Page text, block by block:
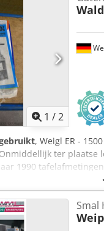
Elektrische
en
Aatsha Detectie
met
M3 - M16
watertank van 175
1 /2
, Weigl ER -
ter
1990
Cedpfx Ajnzh Ivjatoha
mm keel 180 mm
Smal